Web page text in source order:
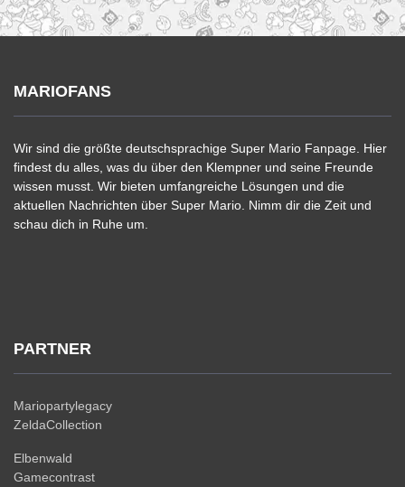
MARIOFANS
Wir sind die größte deutschsprachige Super Mario Fanpage. Hier
findest du alles, was du über den Klempner und seine Freunde
wissen musst. Wir bieten umfangreiche Lösungen und die
aktuellen Nachrichten über Super Mario. Nimm dir die Zeit und
schau dich in Ruhe um.
PARTNER
Mariopartylegacy
ZeldaCollection
Elbenwald
Gamecontrast